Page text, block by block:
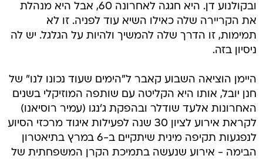
ובקולנוע דן. היא חגגה לאחרונה 60, אבל היא מנהלת
את הקריירה שלה כאילו השיא עוד לפניה. זו לא
תמימות, זו הדרך שלה להמשיך ולהיות על הגלגל. יש לה
ניסיון בזה.
היימן הוציאה השבוע קאבר ל"הימים שעוד נכונו לנו" של
חנן יובל, אותו היא הקליטה עם שותפה המוזיקלי בשנים
האחרונות אלעד שודלר ובהפקת ג'נגו (עמיר רוסיאנו)
לקראת אירוע לציון 30 שנה לפעילות איגוד מרכזי הסיוע
לנפגעות תקיפה מינית שיתקיים ב-6 במרץ בתיאטרון
הבימה - אירוע שנעשה בתמיכת הקרן המשפחתית של